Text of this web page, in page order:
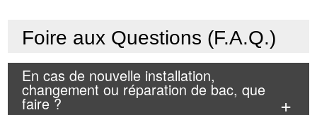
Foire aux Questions (F.A.Q.)
En cas de nouvelle installation,
changement ou réparation de bac, que
faire ?